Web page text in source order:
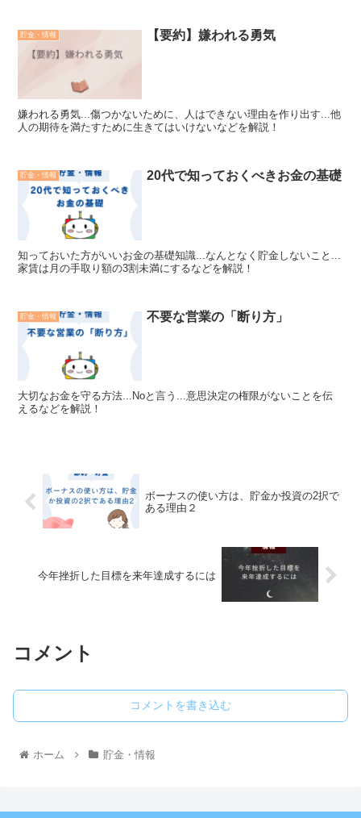
貯金・情報 【要約】嫌われる勇気
嫌われる勇気...傷つかないために、人はできない理由を作り出す...他
人の期待を満たすために生きてはいけないなどを解説！
貯金・情報 20代で知っておくべきお金の基礎
知っておいた方がいいお金の基礎知識...なんとなく貯金しないこと...
家賃は月の手取り額の3割未満にするなどを解説！
貯金・情報 不要な営業の「断り方」
大切なお金を守る方法...Noと言う...意思決定の権限がないことを伝
えるなどを解説！
ボーナスの使い方は、貯金か投資の2択で
ある理由２
今年挫折した目標を来年達成するには
コメント
コメントを書き込む
ホーム 貯金・情報